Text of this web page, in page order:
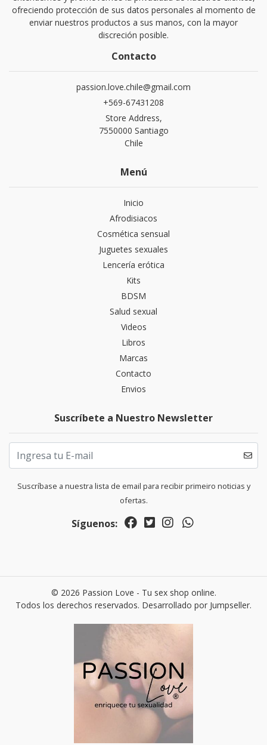
ofreciendo protección de sus datos personales al momento de
enviar nuestros productos a sus manos, con la mayor
discreción posible.
Contacto
passion.love.chile@gmail.com
+569-67431208
Store Address,
7550000 Santiago
Chile
Menú
Inicio
Afrodisiacos
Cosmética sensual
Juguetes sexuales
Lencería erótica
Kits
BDSM
Salud sexual
Videos
Libros
Marcas
Contacto
Envios
Suscríbete a Nuestro Newsletter
Suscríbase a nuestra lista de email para recibir primeiro noticias y
ofertas.
Síguenos:
© 2026 Passion Love - Tu sex shop online.
Todos los derechos reservados. Desarrollado por Jumpseller.